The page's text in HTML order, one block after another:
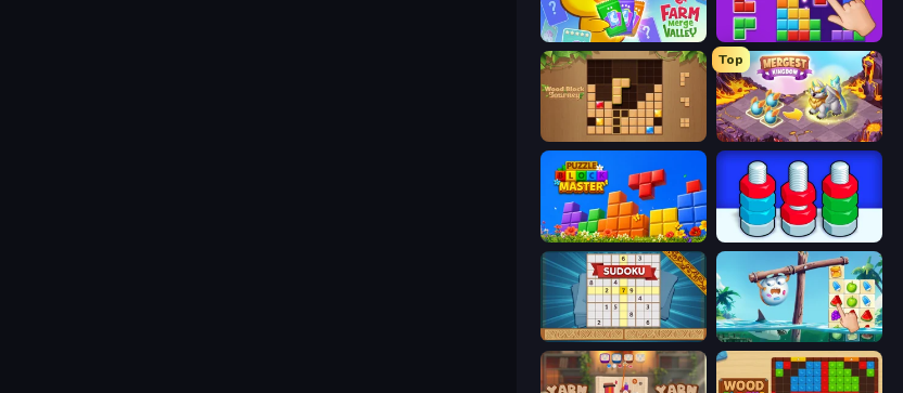
Farm Merge Valley BlockBuster Puzzle
Wood Block Journey
Top
Mergest Kingdom
Puzzle Block Master
Sudoku Online Sugar Heroes